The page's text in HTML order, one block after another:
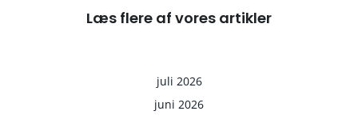
Læs flere af vores artikler
juli 2026
juni 2026